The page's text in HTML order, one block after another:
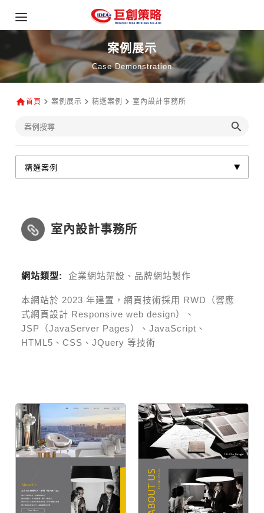
案例展示
Case Demonstration
首頁 案例展示 精選案例 室內設計事務所
室內設計事務所
網站類型: 企業網站架設、品牌網站製作
本網站於 2023 年建置，網頁技術採用 RWD（響應
式網頁設計 Responsive web design）、
JSP（JavaServer Pages）、JavaScript、
HTML5、CSS、JQuery 等技術